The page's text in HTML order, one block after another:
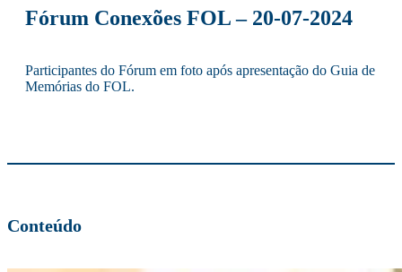
Fórum Conexões FOL – 20-07-2024
Participantes do Fórum em foto após apresentação do Guia de
Memórias do FOL.
Conteúdo